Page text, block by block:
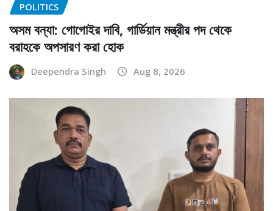
POLITICS
অসম বন্যা: গোগোইর দাবি, গার্ডিয়ান মন্ত্রীর পদ থেকে
বরাহকে অপসারণ করা হোক
Deependra Singh Aug 8, 2026